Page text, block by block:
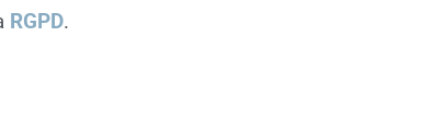
RGPD.